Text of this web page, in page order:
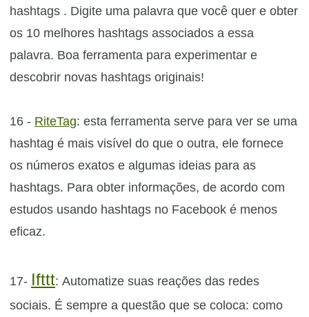
hashtags . Digite uma palavra que você quer e obter
os 10 melhores hashtags associados a essa
palavra. Boa ferramenta para experimentar e
descobrir novas hashtags originais!
16 - RiteTag: esta ferramenta serve para ver se uma
hashtag é mais visível do que o outra, ele fornece
os números exatos e algumas ideias para as
hashtags. Para obter informações, de acordo com
estudos usando hashtags no Facebook é menos
eficaz.
17- Ifttt: Automatize suas reações das redes
sociais. É sempre a questão que se coloca: como